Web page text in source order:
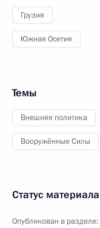
Грузия
Южная Осетия
Темы
Внешняя политика
Вооружённые Силы
Статус материала
Опубликован в разделе: